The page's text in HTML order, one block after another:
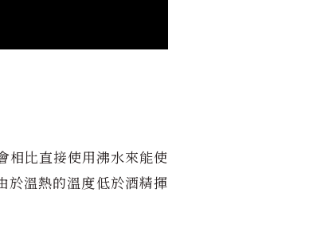
比直接使用沸水來能使
於溫熱的溫度低於酒精揮